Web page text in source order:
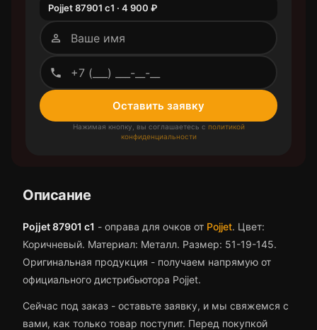
Pojjet 87901 с1 · 4 900 ₽
person_outline
phone_outlined
Оставить заявку
Нажимая кнопку, вы соглашаетесь с политикой
конфиденциальности
Описание
Pojjet 87901 с1 - оправа для очков от Pojjet. Цвет:
Коричневый. Материал: Металл. Размер: 51-19-145.
Оригинальная продукция - получаем напрямую от
официального дистрибьютора Pojjet.
Сейчас под заказ - оставьте заявку, и мы свяжемся с
вами, как только товар поступит. Перед покупкой